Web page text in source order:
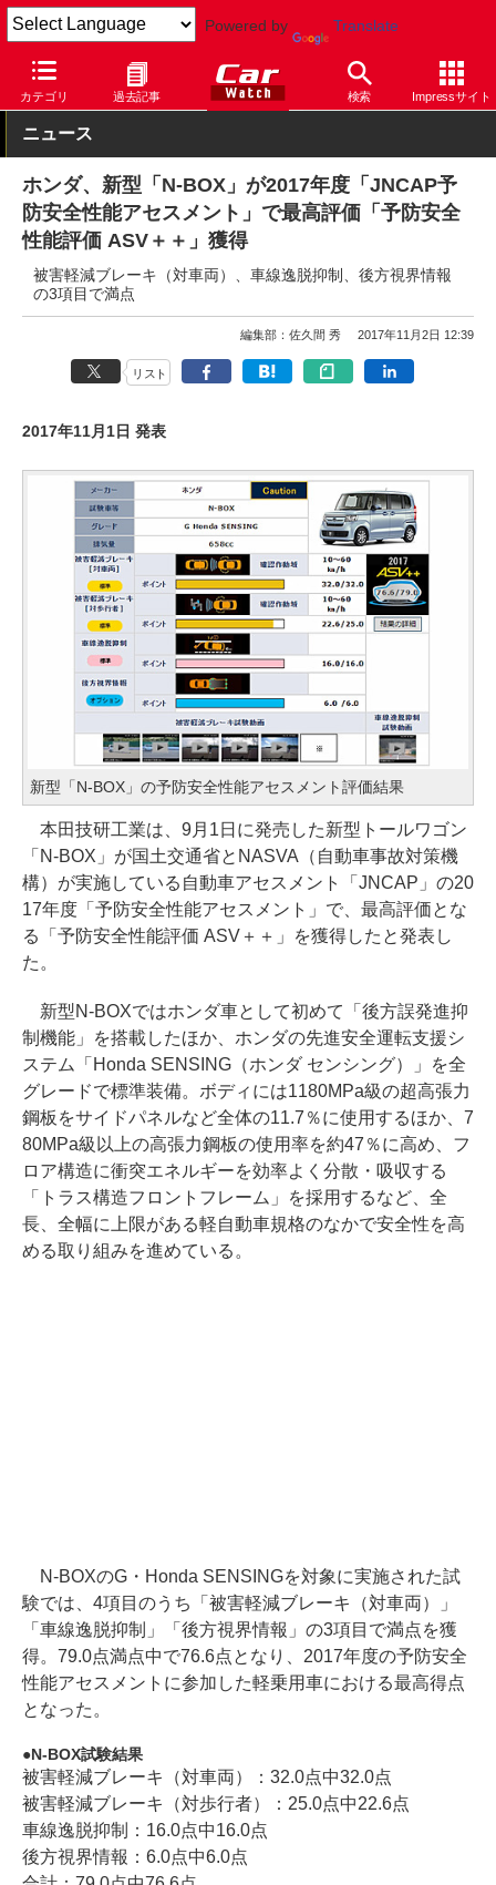
Powered by Translate
カテゴリ 過去記事 検索 Impressサイト
Car Watch 自動車 ホンダ N-BOX
ニュース
ホンダ、新型「N-BOX」が2017年度「JNCAP予
防安全性能アセスメント」で最高評価「予防安全
性能評価 ASV＋＋」獲得
被害軽減ブレーキ（対車両）、車線逸脱抑制、後方視界情報
の3項目で満点
編集部：佐久間 秀 2017年11月2日 12:39
リスト
2017年11月1日 発表
新型「N-BOX」の予防安全性能アセスメント評価結果
本田技研工業は、9月1日に発売した新型トールワゴン
「N-BOX」が国土交通省とNASVA（自動車事故対策機
構）が実施している自動車アセスメント「JNCAP」の20
17年度「予防安全性能アセスメント」で、最高評価とな
る「予防安全性能評価 ASV＋＋」を獲得したと発表し
た。
新型N-BOXではホンダ車として初めて「後方誤発進抑
制機能」を搭載したほか、ホンダの先進安全運転支援シ
ステム「Honda SENSING（ホンダ センシング）」を全
グレードで標準装備。ボディには1180MPa級の超高張力
鋼板をサイドパネルなど全体の11.7％に使用するほか、7
80MPa級以上の高張力鋼板の使用率を約47％に高め、フ
ロア構造に衝突エネルギーを効率よく分散・吸収する
「トラス構造フロントフレーム」を採用するなど、全
長、全幅に上限がある軽自動車規格のなかで安全性を高
める取り組みを進めている。
N-BOXのG・Honda SENSINGを対象に実施された試
験では、4項目のうち「被害軽減ブレーキ（対車両）」
「車線逸脱抑制」「後方視界情報」の3項目で満点を獲
得。79.0点満点中で76.6点となり、2017年度の予防安全
性能アセスメントに参加した軽乗用車における最高得点
となった。
N-BOX試験結果
被害軽減ブレーキ（対車両）：32.0点中32.0点
被害軽減ブレーキ（対歩行者）：25.0点中22.6点
車線逸脱抑制：16.0点中16.0点
後方視界情報：6.0点中6.0点